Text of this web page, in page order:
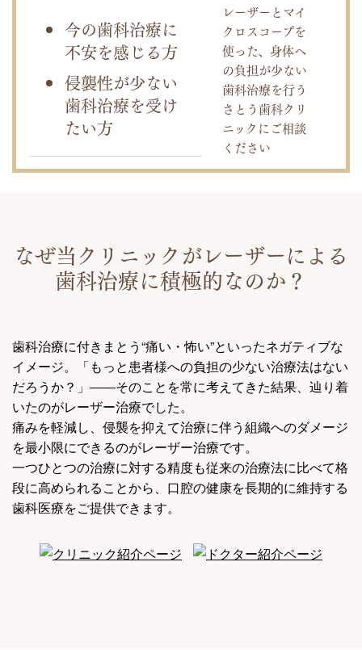
今の歯科治療に
不安を感じる方
侵襲性が少ない
歯科治療を受け
たい方
レーザーとマイ
クロスコープを
使った、身体へ
の負担が少ない
歯科治療を行う
さとう歯科クリ
ニックにご相談
ください
なぜ当クリニックがレーザーによる
歯科治療に積極的なのか？
歯科治療に付きまとう“痛い・怖い”といったネガティブな
イメージ。「もっと患者様への負担の少ない治療法はない
だろうか？」――そのことを常に考えてきた結果、辿り着
いたのがレーザー治療でした。
痛みを軽減し、侵襲を抑えて治療に伴う組織へのダメージ
を最小限にできるのがレーザー治療です。
一つひとつの治療に対する精度も従来の治療法に比べて格
段に高められることから、口腔の健康を長期的に維持する
歯科医療をご提供できます。